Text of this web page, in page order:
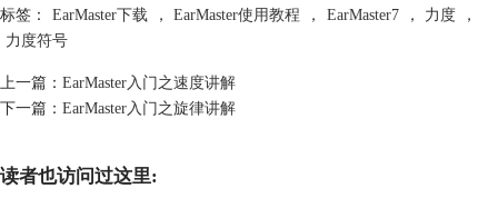
这里有三种不同的方式来写同一个东西：轻轻地开始（钢琴），逐渐变大
以上就是关于力度的介绍啦，掌握了吗？没有掌握的快去
标签： EarMaster下载 ， EarMaster使用教程 ， EarMaster7 ， 力度
，
力度符号
上一篇： EarMaster入门之速度讲解
下一篇： EarMaster入门之旋律讲解
读者也访问过这里: